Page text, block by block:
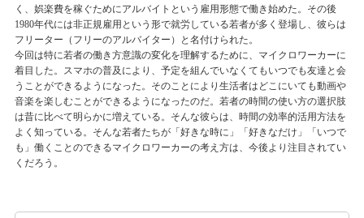
く、娯楽費を稼ぐためにアルバイトという雇用形態で働き始めた。その後
1980年代には非正規雇用という形で就労している若者が多く登場し、彼らは
フリーター（フリーのアルバイター）と名付けられた。
今回は特に若者の働き方意識の変化を理解するために、マイクロワーカーに
着目した。スマホの普及により、予定を組んでいなくてもいつでも友達と会
うことができるようになった。そのことにより生活者はどこにいても動画や
音楽を楽しむことができるようになったのだ。若者の時間の使い方の選択肢
は昔に比べて明らかに増えている。そんな彼らは、時間の効率的活用方法を
よく知っている。そんな若者たちが「好きな時に」「好きなだけ」「いつで
も」働くことのできるマイクロワーカーの考え方は、今後より注目されてい
くだろう。